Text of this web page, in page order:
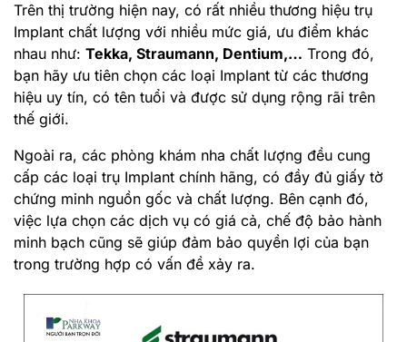
Trên thị trường hiện nay, có rất nhiều thương hiệu trụ
Implant chất lượng với nhiều mức giá, ưu điểm khác
nhau như: Tekka, Straumann, Dentium,… Trong đó,
bạn hãy ưu tiên chọn các loại Implant từ các thương
hiệu uy tín, có tên tuổi và được sử dụng rộng rãi trên
thế giới.
Ngoài ra, các phòng khám nha chất lượng đều cung
cấp các loại trụ Implant chính hãng, có đầy đủ giấy tờ
chứng minh nguồn gốc và chất lượng. Bên cạnh đó,
việc lựa chọn các dịch vụ có giá cả, chế độ bảo hành
minh bạch cũng sẽ giúp đảm bảo quyền lợi của bạn
trong trường hợp có vấn đề xảy ra.